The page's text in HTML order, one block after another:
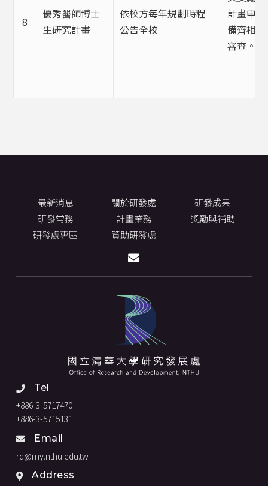
8
優秀醫師博士
生研究計畫
依校方每年規劃時程
公告全校
計畫申
備齊相
審查。
最新消息 關於研發處
研發成果
研發常務
計畫業務
獎勵與補助
研發處專區
贊助研發處
Tel
+886-3-5717470
+886-3-5715131
Email
rd@my.nthu.edu.tw
Address